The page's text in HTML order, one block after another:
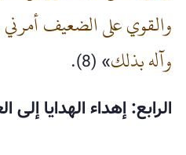
والقوي على الضعيف
وآله بذلك» (8).
الرابع: إهداء الهدايا إلى